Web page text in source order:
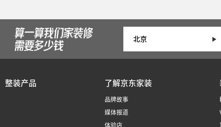
整装产品 了解京东家装
品牌故事
媒体报道
体验店